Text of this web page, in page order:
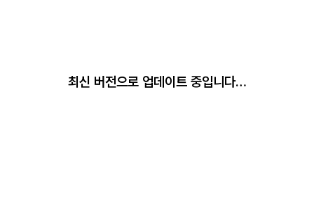
최신 버전으로 업데이트 중입니다…